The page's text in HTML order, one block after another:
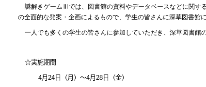
謎解きゲームⅢでは、図書館の資料やデータベースなどに関す
の全面的な発案・企画によるもので、学生の皆さんに深草図書館
一人でも多くの学生の皆さんに参加していただき、深草図書館
☆実施期間
4月 24 日（月）～4月 28 日（金）